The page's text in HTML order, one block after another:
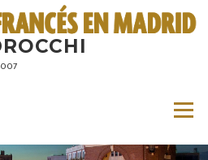
Menú